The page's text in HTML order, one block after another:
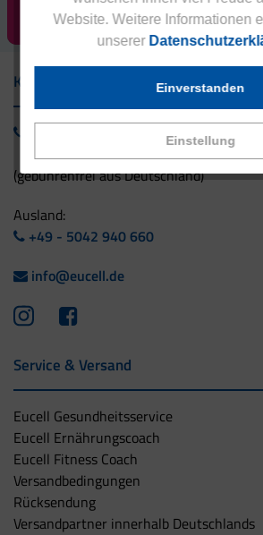
Website. Weitere Informationen
unserer
Einstellung
Einverstanden
RABATT SICHERN!
Kontakt
(gebührenfrei aus Deutschland)
Ausland:
+49 - 5042 940 660
info@eucell.de
Service & Versand
Eucell Gesundheitsservice
Eucell Ernährungscoach
Eucell Fitness Coach
Versandbedingungen
Rücksendung
Versandpartner innerhalb Deutschlands